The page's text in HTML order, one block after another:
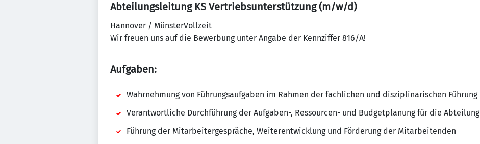
Abteilungsleitung KS Vertriebsunterstützung (m/w/d)
Hannover / MünsterVollzeit
Wir freuen uns auf die Bewerbung unter Angabe der Kennziffer 816/A!
Aufgaben:
Wahrnehmung von Führungsaufgaben im Rahmen der fachlichen und disziplinarischen Führung
Verantwortliche Durchführung der Aufgaben-, Ressourcen- und Budgetplanung für die Abteilung
Führung der Mitarbeitergespräche, Weiterentwicklung und Förderung der Mitarbeitenden